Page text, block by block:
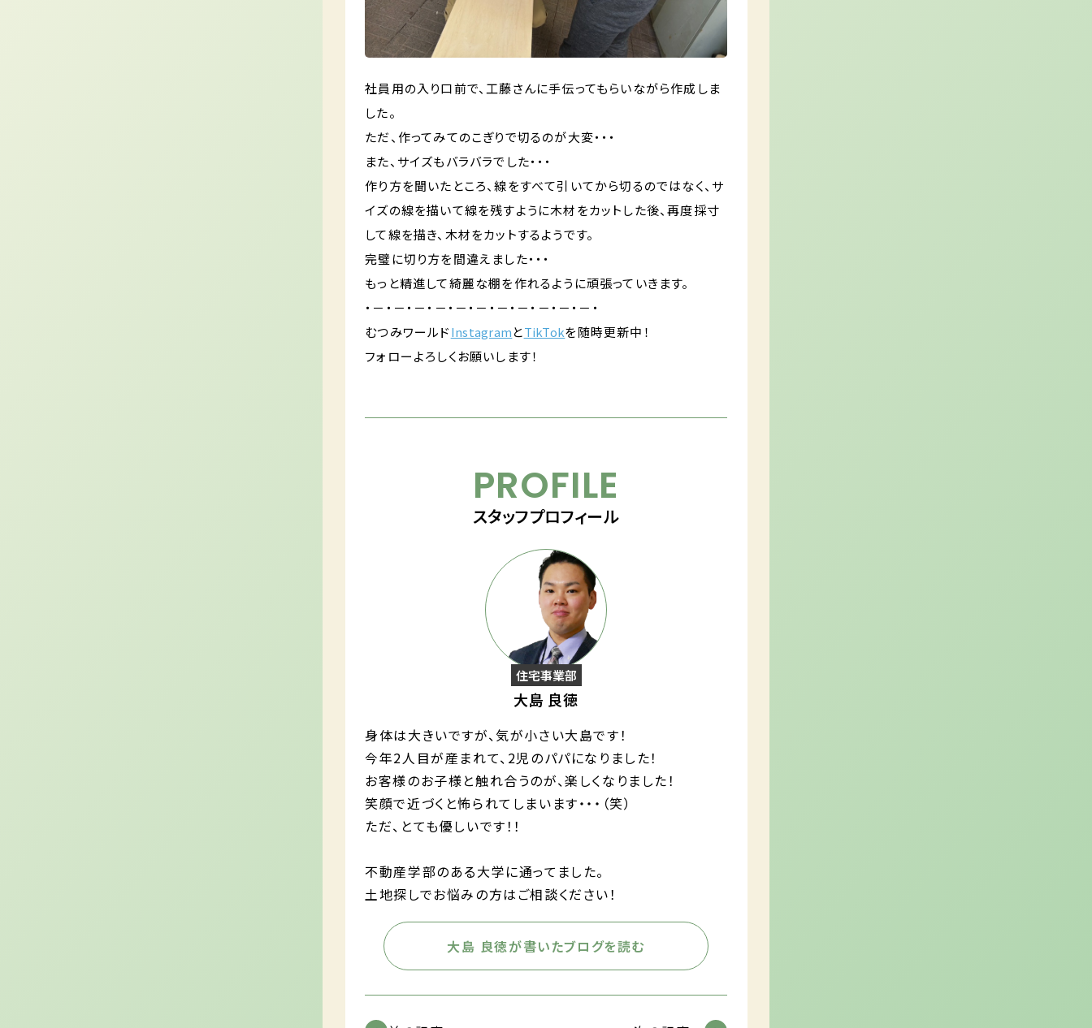
社員用の入り口前で、工藤さんに手伝ってもらいながら作成しま
した。
ただ、作ってみてのこぎりで切るのが大変・・・
また、サイズもバラバラでした・・・
作り方を聞いたところ、線をすべて引いてから切るのではなく、サ
イズの線を描いて線を残すように木材をカットした後、再度採寸
して線を描き、木材をカットするようです。
完璧に切り方を間違えました・・・
もっと精進して綺麗な棚を作れるように頑張っていきます。
・－・－・－・－・－・－・－・－・－・－・－・
むつみワールドInstagramとTikTokを随時更新中！
フォローよろしくお願いします！
PROFILE
スタッフプロフィール
住宅事業部
大島 良徳
身体は大きいですが、気が小さい大島です！
今年2人目が産まれて、2児のパパになりました！
お客様のお子様と触れ合うのが、楽しくなりました！
笑顔で近づくと怖られてしまいます・・・（笑）
ただ、とても優しいです！！
不動産学部のある大学に通ってました。
土地探しでお悩みの方はご相談ください！
大島 良徳が書いたブログを読む